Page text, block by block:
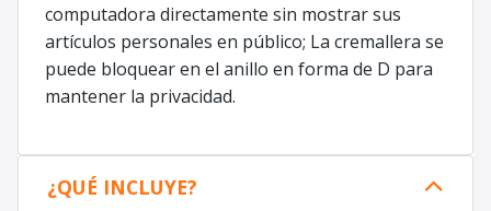
computadora directamente sin mostrar sus
artículos personales en público; La cremallera se
puede bloquear en el anillo en forma de D para
mantener la privacidad.
¿QUÉ INCLUYE?